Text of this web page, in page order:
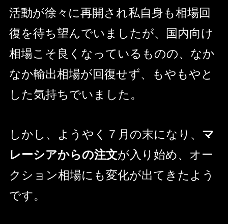
活動が徐々に再開され私自身も相場回
復を待ち望んでいましたが、国内向け
相場こそ良くなっているものの、なか
なか輸出相場が回復せず、もやもやと
した気持ちでいました。
しかし、ようやく７月の末になり、 マ
レーシアからの注文が入り始め、オー
クション相場にも変化が出てきたよう
です。